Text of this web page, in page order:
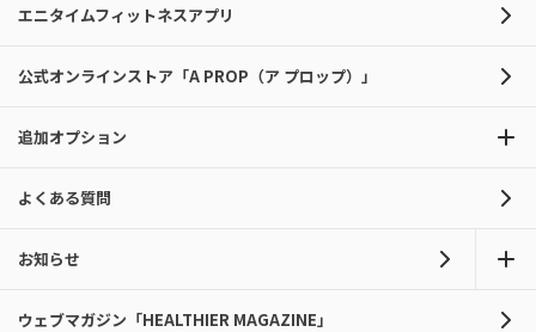
エニタイムフィットネスアプリ
公式オンラインストア「A PROP（ア プロップ）」
追加オプション
よくある質問
お知らせ
ウェブマガジン「HEALTHIER MAGAZINE」